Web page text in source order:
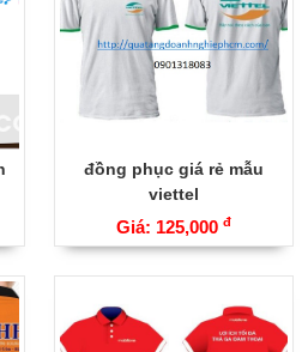
đồng phục giá rẻ mẫu
viettel
Giá: 125,000 đ